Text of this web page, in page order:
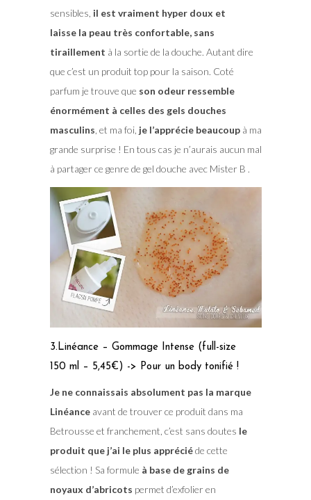
sensibles, il est vraiment hyper doux et
laisse la peau très confortable, sans
tiraillement à la sortie de la douche. Autant dire
que c’est un produit top pour la saison. Coté
parfum je trouve que son odeur ressemble
énormément à celles des gels douches
masculins , et ma foi, je l’apprécie beaucoupà ma
grande surprise ! En tous cas je n’aurais aucun mal
à partager ce genre de gel douche avec Mister B .
3.Linéance – Gommage Intense (full-size
150 ml – 5,45€) -> Pour un body tonifié !
Je ne connaissais absolument pas la marque
Linéanceavant de trouver ce produit dans ma
Betrousse et franchement, c’est sans doutes le
produit que j’ai le plus appréciéde cette
sélection ! Sa formule à base de grains de
noyaux d’abricots permet d’exfolier en